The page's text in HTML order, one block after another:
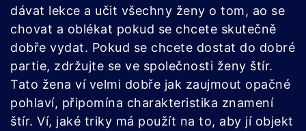
dávat lekce a učit všechny ženy o tom, ao se
chovat a oblékat pokud se chcete skutečně
dobře vydat. Pokud se chcete dostat do dobré
partie, zdržujte se ve společnosti ženy štír.
Tato žena ví velmi dobře jak zaujmout opačné
pohlaví, připomína charakteristika znamení
štír. Ví, jaké triky má použít na to, aby jí objekt